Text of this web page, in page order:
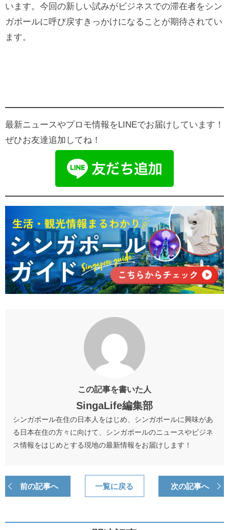
います。今回の新しい試みがビジネスでの滞在者をシン
ガポールに呼び戻すきっかけになることが期待されてい
ます。
最新ニュースやプロモ情報をLINEでお届けしています！
ぜひお友達追加してね！
この記事を書いた人
SingaLife編集部
シンガポール在住の日本人をはじめ、シンガポールに興味があ
る日本在住の方々に向けて、シンガポールのニュースやビジネ
ス情報をはじめとする現地の最新情報をお届けします！
前の記事へ 次の記事へ
一覧に戻る